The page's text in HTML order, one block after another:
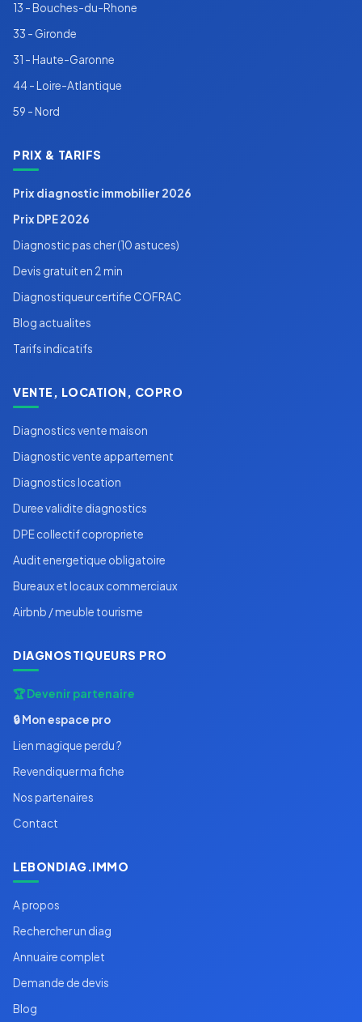
13 - Bouches-du-Rhone
33 - Gironde
31 - Haute-Garonne
44 - Loire-Atlantique
59 - Nord
PRIX & TARIFS
Prix diagnostic immobilier 2026
Prix DPE 2026
Diagnostic pas cher (10 astuces)
Devis gratuit en 2 min
Diagnostiqueur certifie COFRAC
Blog actualites
Tarifs indicatifs
VENTE, LOCATION, COPRO
Diagnostics vente maison
Diagnostic vente appartement
Diagnostics location
Duree validite diagnostics
DPE collectif copropriete
Audit energetique obligatoire
Bureaux et locaux commerciaux
Airbnb / meuble tourisme
DIAGNOSTIQUEURS PRO
🏆 Devenir partenaire
🔒 Mon espace pro
Lien magique perdu ?
Revendiquer ma fiche
Nos partenaires
Contact
LEBONDIAG.IMMO
A propos
Rechercher un diag
Annuaire complet
Demande de devis
Blog